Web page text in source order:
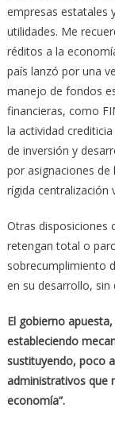
empresas estatales
utilidades. Me
réditos a la
país lanzó por una
manejo de fondos
financieras, como
la actividad
de inversión y
por asignaciones
rígida centralización
Otras disposiciones
retengan total o
sobrecumplimiento
en su desarrollo, sin
El gobierno
estableciendo
sustituyendo, poco
administrativos que
economía”.